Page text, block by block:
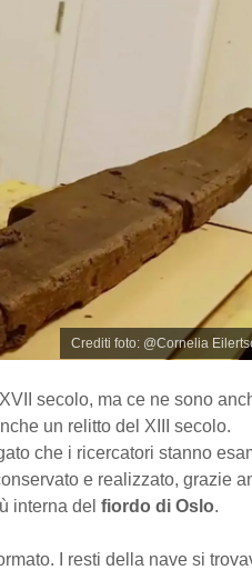
Crediti foto: @Cornelia
secolo, ma ce ne sono
un relitto del XIII secolo.
che i ricercatori stanno
e realizzato, grazie
interna del fiordo di Oslo.
I resti della nave si